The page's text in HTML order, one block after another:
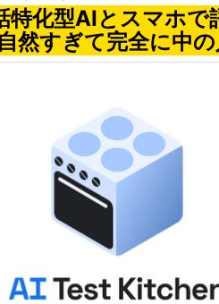
特化型AIとスマホ
然すぎて完全に中